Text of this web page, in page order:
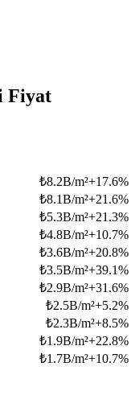
Fiyat
₺8.2B/m²+17.6%
₺8.1B/m²+21.6%
₺5.3B/m²+21.3%
₺4.8B/m²+10.7%
₺3.6B/m²+20.8%
₺3.5B/m²+39.1%
₺2.9B/m²+31.6%
₺2.5B/m²+5.2%
₺2.3B/m²+8.5%
₺1.9B/m²+22.8%
₺1.7B/m²+10.7%